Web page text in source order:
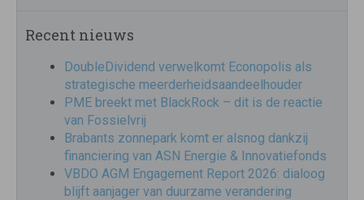
Recent nieuws
DoubleDividend verwelkomt Econopolis als
strategische meerderheidsaandeelhouder
PME breekt met BlackRock – dit is de reactie
van Fossielvrij
Brabants zonnepark komt er alsnog dankzij
financiering van ASN Energie & Innovatiefonds
VBDO AGM Engagement Report 2026: dialoog
blijft aanjager van duurzame verandering